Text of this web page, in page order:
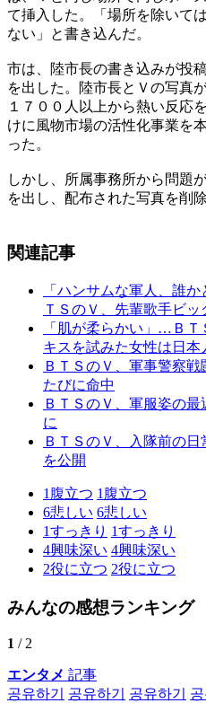
て挿入した。「場所を除いて
ない」と書き込んだ。
市は、陸市長の書き込みが投
を出した。陸市長とＶの写真
１７００人以上から熱い反応
けに風物市場の活性化事業を
った。
しかし、所属事務所から問題
を出し、配布された写真を削
関連記事
「ハンサムな軍人、誰
ＴＳのＶ、先輩歌手ビ
「肌が柔らかい」…Ｂ
キスを試みた女性は日本
ＢＴＳのＶ、軍事警察
たびに命中
ＢＴＳのＶ、軍服姿の
に
ＢＴＳのＶ、入隊前の
を公開
1 腹立つ 1 腹立つ
6悲しい 6悲しい
1すっきり 1すっきり
4興味深い 4興味深い
2役に立つ 2役に立つ
みんなの感想ランキング
1 / 2
エンタメ 記事
공유하기
공유하기 공유하기 공